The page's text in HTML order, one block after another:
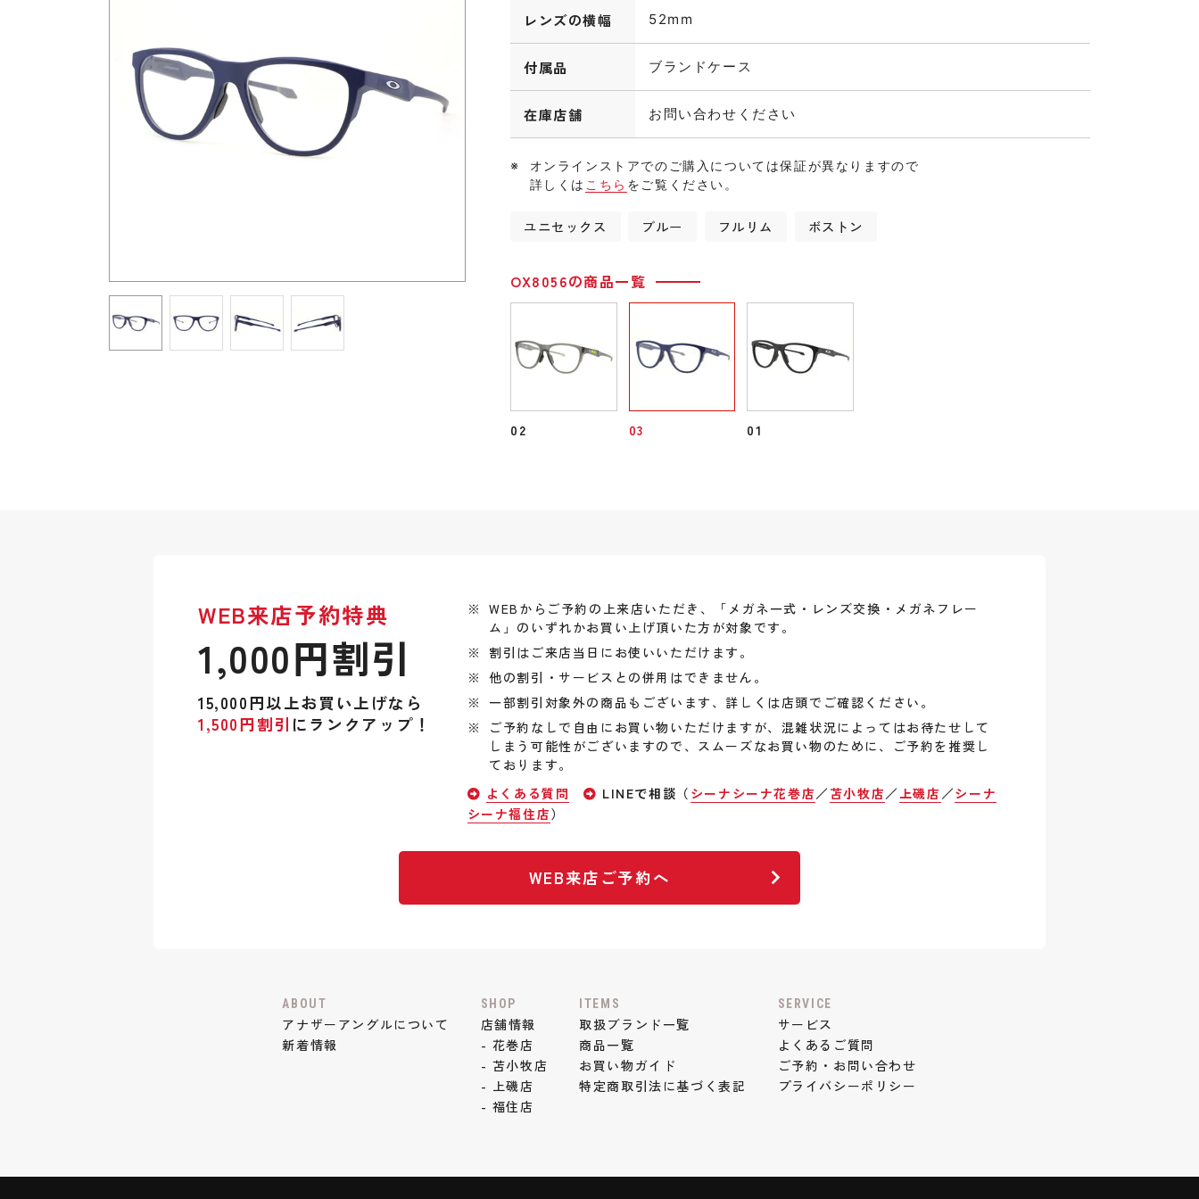
レンズの横幅 52mm
付属品 ブランドケース
在庫店舗 お問い合わせください
オンラインストアでのご購入については保証が異なりますので
詳しくは こちら をご覧ください。
ユニセックス ブルー フルリム ボストン
OX8056の商品一覧
02 03 01
WEB来店予約特典
1,000円割引
15,000円以上お買い上げなら
1,500円割引 にランクアップ！
WEBからご予約の上来店いただき、「メガネ一式・レンズ交換・メガネフレー
ム」のいずれかお買い上げ頂いた方が対象です。
割引はご来店当日にお使いいただけます。
他の割引・サービスとの併用はできません。
一部割引対象外の商品もございます、詳しくは店頭でご確認ください。
ご予約なしで自由にお買い物いただけますが、混雑状況によってはお待たせして
しまう可能性がございますので、スムーズなお買い物のために、ご予約を推奨し
ております。
よくある質問
LINEで相談（ シーナシーナ花巻店 ／ 苫小牧店 ／ 上磯店 ／シーナ
シーナ福住店）
WEB来店ご予約へ
ABOUT
アナザーアングルについて
新着情報
SHOP
店舗情報
- 花巻店
- 苫小牧店
- 上磯店
- 福住店
ITEMS
取扱ブランド一覧
商品一覧
お買い物ガイド
特定商取引法に基づく表記
SERVICE
サービス
よくあるご質問
ご予約・お問い合わせ
プライバシーポリシー